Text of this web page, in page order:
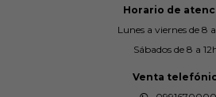
Horario de
Lunes a viernes de 8
Sábados de 8 a
Venta